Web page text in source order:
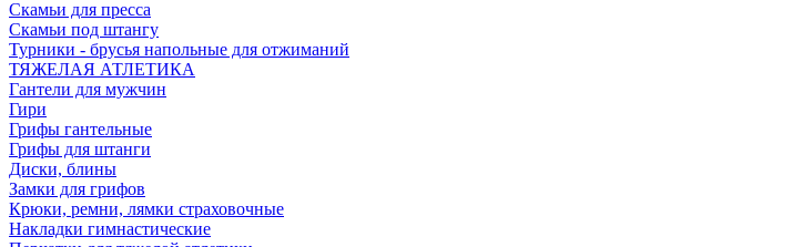
Скамьи для пресса
Скамьи под штангу
Турники - брусья напольные для отжиманий
ТЯЖЕЛАЯ АТЛЕТИКА
Гантели для мужчин
Гири
Грифы гантельные
Грифы для штанги
Диски, блины
Замки для грифов
Крюки, ремни, лямки страховочные
Накладки гимнастические